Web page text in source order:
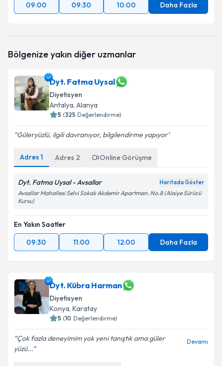
09:00
09:30 10:00 Daha Fazla
Bölgenize yakın diğer uzmanlar
Dyt. Fatma Uysal
Diyetisyen
Antalya, Alanya
5 (325 Değerlendirme)
Güleryüzlü, ilgili davranıyor, bilgilendirme yapıyor
Adres 1 Adres 2 Online Görüşme
Dyt. Fatma Uysal - Avsallar Haritada Göster
Avsallar Mahallesi Selvi Sokak Akdemir Apartman. No.8 (Alaiye Sürücü
Kursu)
En Yakın Saatler
09:30
11:00 12:00 Daha Fazla
Dyt. Kübra Harman
Diyetisyen
Konya, Karatay
5 (10 Değerlendirme)
Çok fazla deneyimim yok yeni tanıştık ama güler
yüzü...
Devamı